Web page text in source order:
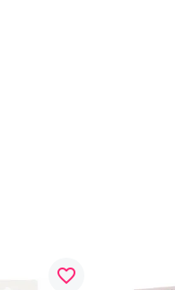
favorite_border